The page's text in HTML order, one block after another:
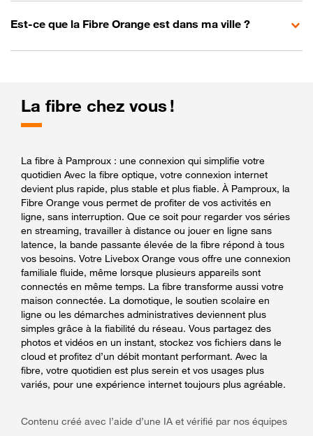
Est-ce que la Fibre Orange est dans ma ville ?
La fibre chez vous !
La fibre à Pamproux : une connexion qui simplifie votre
quotidien Avec la fibre optique, votre connexion internet
devient plus rapide, plus stable et plus fiable. À Pamproux, la
Fibre Orange vous permet de profiter de vos activités en
ligne, sans interruption. Que ce soit pour regarder vos séries
en streaming, travailler à distance ou jouer en ligne sans
latence, la bande passante élevée de la fibre répond à tous
vos besoins. Votre Livebox Orange vous offre une connexion
familiale fluide, même lorsque plusieurs appareils sont
connectés en même temps. La fibre transforme aussi votre
maison connectée. La domotique, le soutien scolaire en
ligne ou les démarches administratives deviennent plus
simples grâce à la fiabilité du réseau. Vous partagez des
photos et vidéos en un instant, stockez vos fichiers dans le
cloud et profitez d’un débit montant performant. Avec la
fibre, votre quotidien est plus serein et vos usages plus
variés, pour une expérience internet toujours plus agréable.
Contenu créé avec l’aide d’une IA et vérifié par nos équipes